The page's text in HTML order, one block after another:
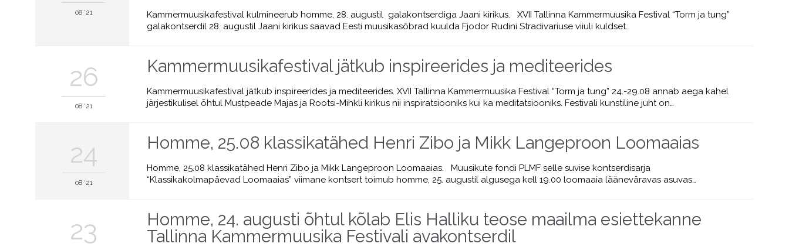
08 '21
Kammermuusikafestival kulmineerub homme, 28. augustil galakontserdiga Jaani kirikus. XVII Tallinna Kammermuusika Festival “Torm ja tung”
galakontserdil 28. augustil Jaani kirikus saavad Eesti muusikasõbrad kuulda Fjodor Rudini Stradivariuse viiuli kuldset…
26
08 '21
Kammermuusikafestival jätkub inspireerides ja mediteerides
Kammermuusikafestival jätkub inspireerides ja mediteerides. XVII Tallinna Kammermuusika Festival “Torm ja tung” 24.-29.08 annab aega kahel
järjestikulisel õhtul Mustpeade Majas ja Rootsi-Mihkli kirikus nii inspiratsiooniks kui ka meditatsiooniks. Festivali kunstiline juht on…
24
08 '21
Homme, 25.08 klassikatähed Henri Zibo ja Mikk Langeproon Loomaaias
Homme, 25.08 klassikatähed Henri Zibo ja Mikk Langeproon Loomaaias. Muusikute fondi PLMF selle suvise kontserdisarja
“Klassikakolmapäevad Loomaaias” viimane kontsert toimub homme, 25. augustil algusega kell 19.00 loomaaia lääneväravas asuvas…
23
Homme, 24. augusti õhtul kõlab Elis Halliku teose maailma esiettekanne
Tallinna Kammermuusika Festivali avakontserdil